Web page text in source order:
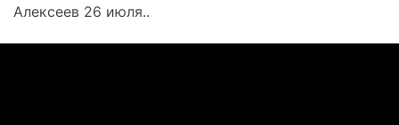
Алексеев 26 июля..